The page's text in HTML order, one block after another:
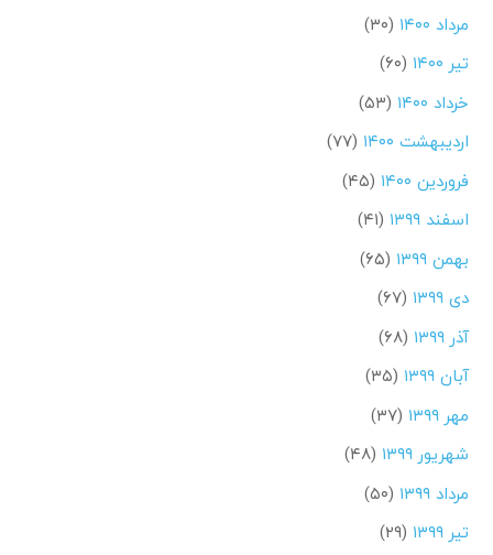
مرداد ۱۴۰۰
(۳۰)
تیر ۱۴۰۰
(۶۰)
خرداد ۱۴۰۰
(۵۳)
اردیبهشت ۱۴۰۰
(۷۷)
فروردین ۱۴۰۰
(۴۵)
اسفند ۱۳۹۹
(۴۱)
بهمن ۱۳۹۹
(۶۵)
دی ۱۳۹۹
(۶۷)
آذر ۱۳۹۹
(۶۸)
آبان ۱۳۹۹
(۳۵)
مهر ۱۳۹۹
(۳۷)
شهریور ۱۳۹۹
(۴۸)
مرداد ۱۳۹۹
(۵۰)
تیر ۱۳۹۹
(۲۹)